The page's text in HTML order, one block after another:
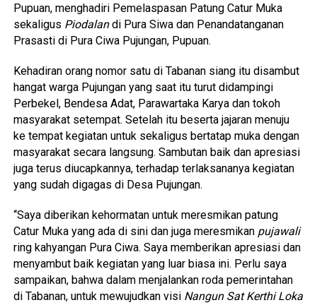
Pupuan, menghadiri Pemelaspasan Patung Catur Muka
sekaligus Piodalandi Pura Siwa dan Penandatanganan
Prasasti di Pura Ciwa Pujungan, Pupuan.
Kehadiran orang nomor satu di Tabanan siang itu disambut
hangat warga Pujungan yang saat itu turut didampingi
Perbekel, Bendesa Adat, Parawartaka Karya dan tokoh
masyarakat setempat. Setelah itu beserta jajaran menuju
ke tempat kegiatan untuk sekaligus bertatap muka dengan
masyarakat secara langsung. Sambutan baik dan apresiasi
juga terus diucapkannya, terhadap terlaksananya kegiatan
yang sudah digagas di Desa Pujungan.
‘‘Saya diberikan kehormatan untuk meresmikan patung
Catur Muka yang ada di sini dan juga meresmikan pujawali
ring kahyangan Pura Ciwa. Saya memberikan apresiasi dan
menyambut baik kegiatan yang luar biasa ini. Perlu saya
sampaikan, bahwa dalam menjalankan roda pemerintahan
di Tabanan, untuk mewujudkan visi Nangun Sat Kerthi Loka